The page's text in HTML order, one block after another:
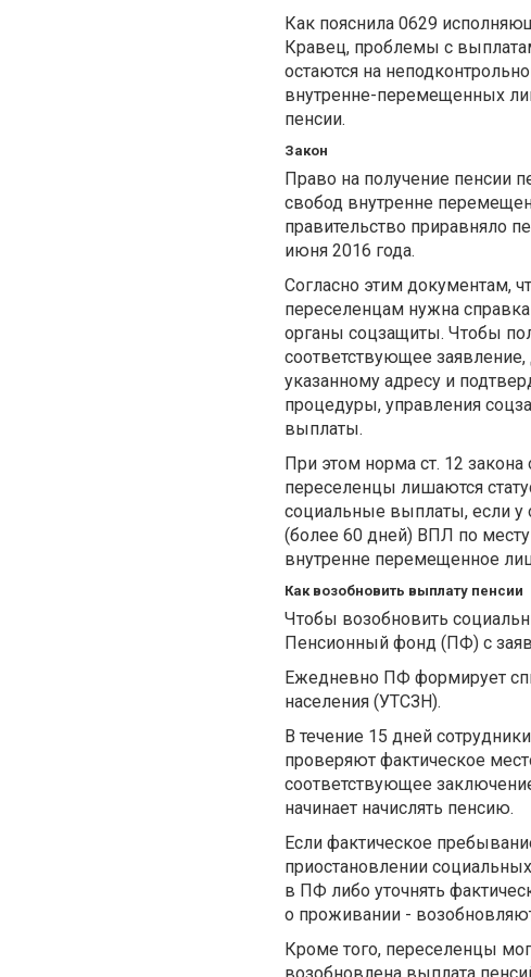
Как пояснила 0629
Кравец, проблемы с
остаются на
внутренне-перемещенных
пенсии.
Закон
Право на получение пенсии
свобод внутренне
правительство приравняло
июня 2016 года.
Согласно этим документам,
переселенцам нужна
органы соцзащиты. Чтобы
соответствующее
указанному адресу и
процедуры, управления
выплаты.
При этом норма ст. 12
переселенцы лишаются
социальные выплаты, если у
(более 60 дней) ВПЛ по месту
внутренне перемещенное
Как возобновить выплату пенсии
Чтобы возобновить
Пенсионный фонд (ПФ) с
Ежедневно ПФ формирует
населения (УТСЗН).
В течение 15 дней
проверяют фактическое
соответствующее
начинает начислять пенсию.
Если фактическое
приостановлении
в ПФ либо уточнять
о проживании -
Кроме того, переселенцы